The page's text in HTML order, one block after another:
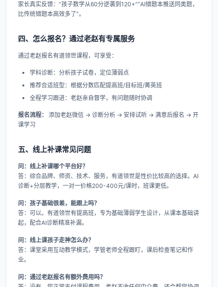
家长真实反馈：“孩子数学从60分逆袭到120+”“AI错题本推送同类题，
比传统错题本高效多了”。
四、怎么报名？通过老赵有专属服务
通过老赵报名有道领世课程，可享受：
学科诊断：分析孩子试卷，定位薄弱点
推荐合适班型：根据分数匹配提高班/目标班/菁英班
全程学习跟进：老赵亲自督学，有问题随时协调
报名流程：
添加老赵微信 → 诊断分析 → 安排试听 → 满意后报名 → 开
课学习
五、线上补课常见问题
问：线上补课哪个平台好？
答：综合品牌、师资、技术、服务，有道领世是性价比较高的选择。AI
诊断+分层教学，一对一价格200-400元/课时，班课更低。
问：孩子基础很差，能跟上吗？
答：可以。有道领世有提高班，专为基础薄弱学生设计，从课本基础讲
起，配合AI诊断精准补漏。
问：线上课孩子走神怎么办？
答：课堂采用互动教学模式，学管老师全程跟盯，课后检查笔记和作
业。
问：通过老赵报名有额外费用吗？